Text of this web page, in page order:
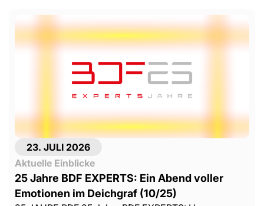
23. JULI 2026
Aktuelle Einblicke
25 Jahre BDF EXPERTS: Ein Abend voller
Emotionen im Deichgraf (10/25)